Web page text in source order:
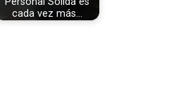
cada vez más…